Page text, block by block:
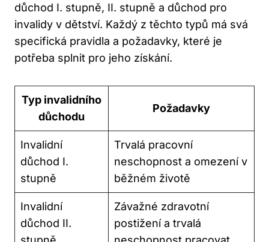
důchod I. stupně, II. stupně a důchod pro
invalidy v dětství. Každý z těchto typů má svá
specifická pravidla a požadavky, které je
potřeba splnit pro jeho získání.
Typ invalidního
důchodu
Požadavky
Invalidní
důchod I.
stupně
Trvalá pracovní
neschopnost a omezení v
běžném životě
Invalidní
důchod II.
Závažné zdravotní
postižení a trvalá